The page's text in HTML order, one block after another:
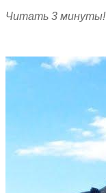
Читать 3 минуты!